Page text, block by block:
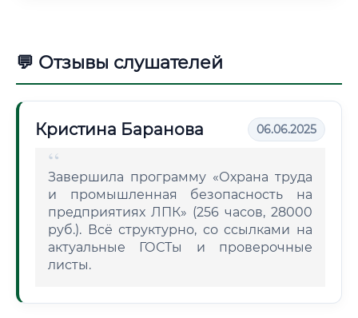
💬 Отзывы слушателей
Кристина Баранова 06.06.2025
Завершила программу «Охрана труда
и промышленная безопасность на
предприятиях ЛПК» (256 часов, 28000
руб.). Всё структурно, со ссылками на
актуальные ГОСТы и проверочные
листы.